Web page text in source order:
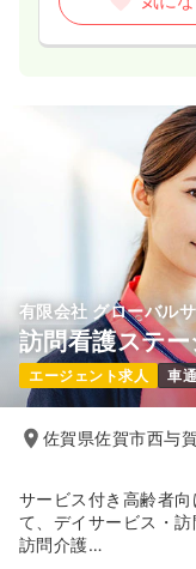
気に
有限会社 グローバル
訪問看護ステ
エージェント求人 車
佐賀県佐賀市西与
サービス付き高齢者
て、デイサービス・
訪問介護